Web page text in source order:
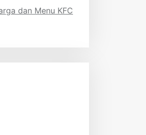
dan Menu KFC